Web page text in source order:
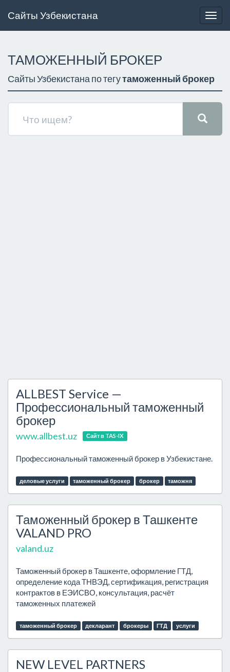
Сайты Узбекистана
ТАМОЖЕННЫЙ БРОКЕР
Сайты Узбекистана по тегутаможенный брокер
ALLBEST Service —
Профессиональный таможенный
брокер
www.allbest.uz Сайт в TAS-IX
Профессиональный таможенный брокер в Узбекистане.
деловые услуги таможенный брокер брокер таможня
Таможенный брокер в Ташкенте
VALAND PRO
valand.uz
Таможенный брокер в Ташкенте, оформление ГТД,
определение кода ТНВЭД, сертификация, регистрация
контрактов в ЕЭИСВО, консультация, расчёт
таможенных платежей
таможенный брокер декларант брокеры ГТД услуги
NEW LEVEL PARTNERS